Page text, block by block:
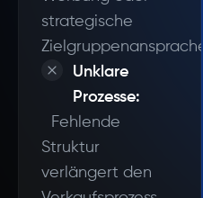
strategische
Zielgruppenansprache.
Unklare
Prozesse:
Fehlende
Struktur
verlängert den